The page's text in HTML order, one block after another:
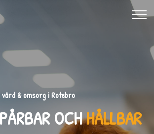
& omsorg i Rotebro
OCHHÅLLBAR